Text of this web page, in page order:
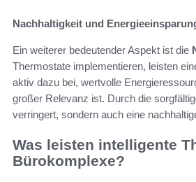
Nachhaltigkeit und
Ein weiterer bedeutender Aspekt ist die
Thermostate implementieren, leisten
aktiv dazu bei, wertvolle
großer Relevanz ist. Durch die
verringert, sondern auch eine
Was leisten intelligente
Bürokomplexe?